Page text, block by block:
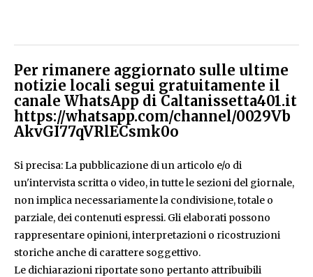
Per rimanere aggiornato sulle ultime
notizie locali segui gratuitamente il
canale WhatsApp di Caltanissetta401.it
https://whatsapp.com/channel/0029Vb
AkvGI77qVRlECsmk0o
Si precisa: La pubblicazione di un articolo e/o di
un'intervista scritta o video, in tutte le sezioni del giornale,
non implica necessariamente la condivisione, totale o
parziale, dei contenuti espressi. Gli elaborati possono
rappresentare opinioni, interpretazioni o ricostruzioni
storiche anche di carattere soggettivo.
Le dichiarazioni riportate sono pertanto attribuibili